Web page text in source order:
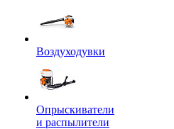
Воздуходувки
Опрыскиватели
и распылители